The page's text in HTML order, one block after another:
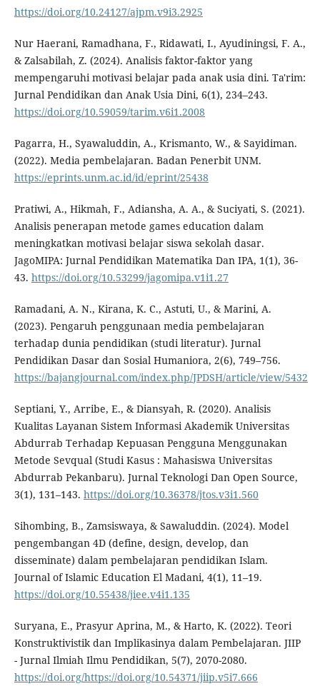
https://doi.org/10.24127/ajpm.v9i3.2925
Nur Haerani, Ramadhana, F., Ridawati, I., Ayudiningsi, F. A.,
& Zalsabilah, Z. (2024). Analisis faktor-faktor yang
mempengaruhi motivasi belajar pada anak usia dini. Ta'rim:
Jurnal Pendidikan dan Anak Usia Dini, 6(1), 234–243.
https://doi.org/10.59059/tarim.v6i1.2008
Pagarra, H., Syawaluddin, A., Krismanto, W., & Sayidiman.
(2022). Media pembelajaran. Badan Penerbit UNM.
https://eprints.unm.ac.id/id/eprint/25438
Pratiwi, A., Hikmah, F., Adiansha, A. A., & Suciyati, S. (2021).
Analisis penerapan metode games education dalam
meningkatkan motivasi belajar siswa sekolah dasar.
JagoMIPA: Jurnal Pendidikan Matematika Dan IPA, 1(1), 36-
43. https://doi.org/10.53299/jagomipa.v1i1.27
Ramadani, A. N., Kirana, K. C., Astuti, U., & Marini, A.
(2023). Pengaruh penggunaan media pembelajaran
terhadap dunia pendidikan (studi literatur). Jurnal
Pendidikan Dasar dan Sosial Humaniora, 2(6), 749–756.
https://bajangjournal.com/index.php/JPDSH/article/view/5432
Septiani, Y., Arribe, E., & Diansyah, R. (2020). Analisis
Kualitas Layanan Sistem Informasi Akademik Universitas
Abdurrab Terhadap Kepuasan Pengguna Menggunakan
Metode Sevqual (Studi Kasus : Mahasiswa Universitas
Abdurrab Pekanbaru). Jurnal Teknologi Dan Open Source,
3(1), 131–143. https://doi.org/10.36378/jtos.v3i1.560
Sihombing, B., Zamsiswaya, & Sawaluddin. (2024). Model
pengembangan 4D (define, design, develop, dan
disseminate) dalam pembelajaran pendidikan Islam.
Journal of Islamic Education El Madani, 4(1), 11–19.
https://doi.org/10.55438/jiee.v4i1.135
Suryana, E., Prasyur Aprina, M., & Harto, K. (2022). Teori
Konstruktivistik dan Implikasinya dalam Pembelajaran. JIIP
- Jurnal Ilmiah Ilmu Pendidikan, 5(7), 2070-2080.
https://doi.org/https://doi.org/10.54371/jiip.v5i7.666